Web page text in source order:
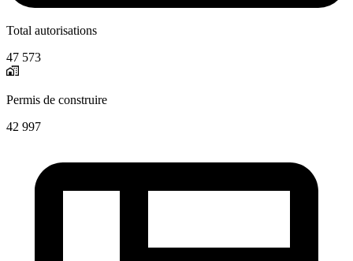
Total autorisations
47 573
Permis de construire
42 997